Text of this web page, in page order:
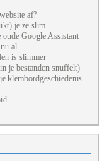
af?
je ze slim
oude Google Assistant
al
is slimmer
je bestanden snuffelt)
klembordgeschiedenis